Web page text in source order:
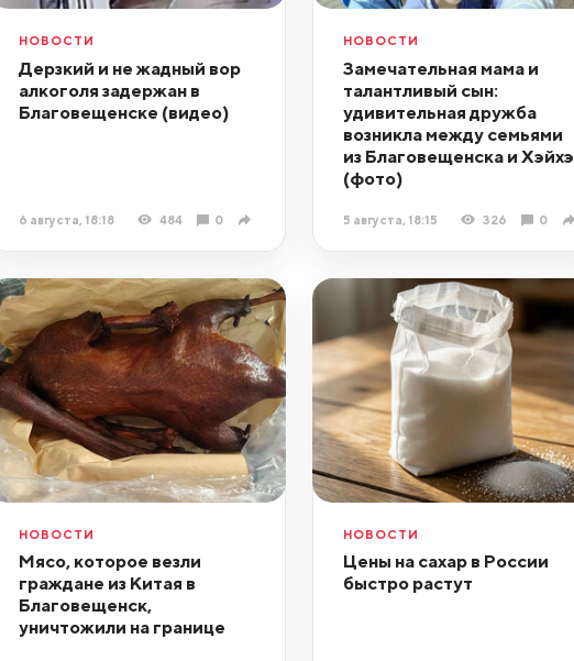
НОВОСТИ
Дерзкий и не жадный вор
алкоголя задержан в
Благовещенске (видео)
6 августа, 18:18 484 0
НОВОСТИ
Замечательная мама и
талантливый сын:
удивительная дружба
возникла между семьями
из Благовещенска и Хэйхэ
(фото)
5 августа, 18:15 326 0
НОВОСТИ
Мясо, которое везли
граждане из Китая в
Благовещенск,
уничтожили на границе
НОВОСТИ
Цены на сахар в России
быстро растут